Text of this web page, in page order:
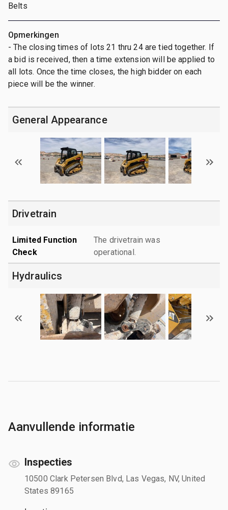
Belts
Opmerkingen
- The closing times of lots 21 thru 24 are tied together. If
a bid is received, then a time extension will be applied to
all lots. Once the time closes, the high bidder on each
piece will be the winner.
General Appearance
Drivetrain
Limited Function
Check
The drivetrain was
operational.
Hydraulics
Aanvullende informatie
Inspecties
10500 Clark Petersen Blvd, Las Vegas, NV, United
States 89165